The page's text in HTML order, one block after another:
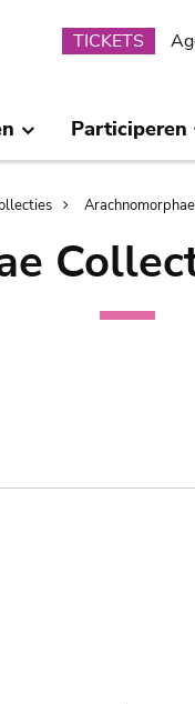
TICKETS
Participeren